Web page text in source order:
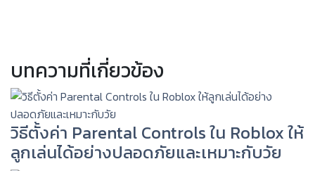
บทความที่เกี่ยวข้อง
วิธีตั้งค่า Parental Controls ใน Roblox ให้
ลูกเล่นได้อย่างปลอดภัยและเหมาะกับวัย